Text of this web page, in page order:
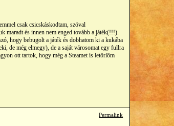
csak csicskáskodtam, szóval
maradt és innen nem enged tovább a játék(!!!).
hogy bebugolt a játék és dobhatom ki a kukába
de még elmegy), de a saját városomat egy fullra
ott tartok, hogy még a Steamet is letörlöm
Permalink